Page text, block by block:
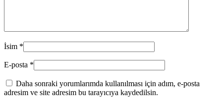
İsim *
E-posta *
Daha sonraki yorumlarımda kullanılması için adım, e-posta
adresim ve site adresim bu tarayıcıya kaydedilsin.